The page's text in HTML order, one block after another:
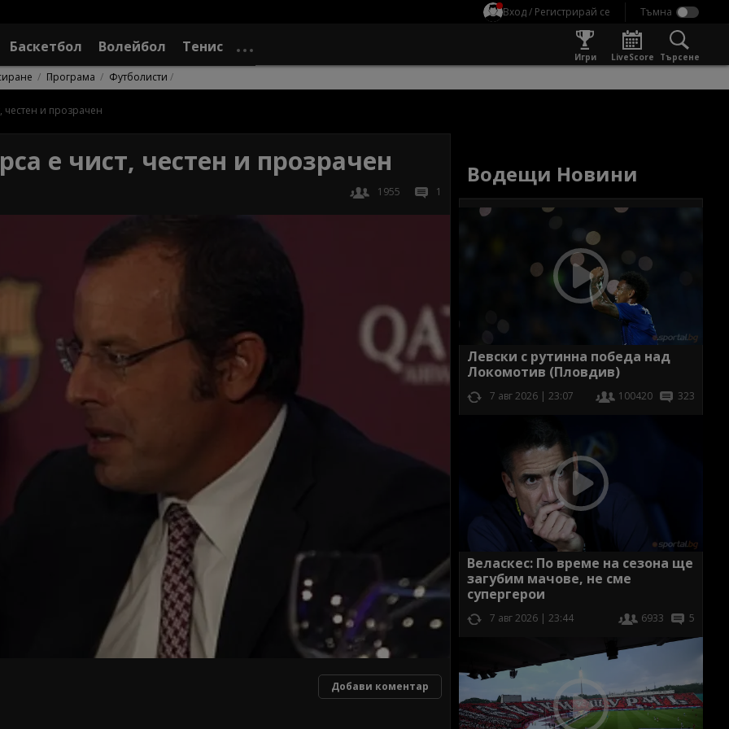
Вход / Регистрирай се
Баскетбол Волейбол Тенис
Игри LiveScore Търсене
Програма Футболисти
честен и прозрачен
е чист, честен и прозрачен
1955 1
Добави коментар
Водещи Новини
Левски с рутинна победа над
Локомотив (Пловдив)
7 авг 2026 | 23:07 100420 323
Веласкес: По време на сезона ще
загубим мачове, не сме
супергерои
7 авг 2026 | 23:44 6933 5